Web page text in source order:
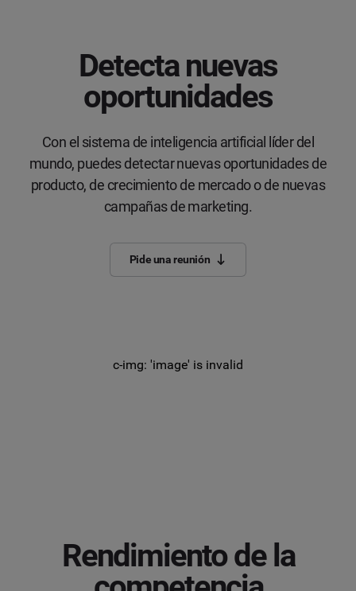
Detecta nuevas
oportunidades
Con el sistema de inteligencia artificial líder del
mundo, puedes detectar nuevas oportunidades de
producto, de crecimiento de mercado o de nuevas
campañas de marketing.
Pide una reunión
Rendimiento de la
c-img: 'image' is invalid